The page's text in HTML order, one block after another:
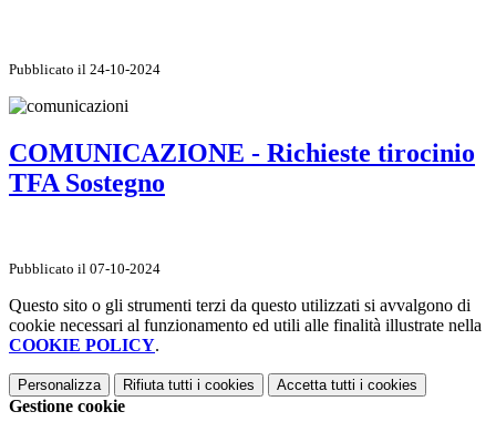
Pubblicato il 24-10-2024
COMUNICAZIONE - Richieste tirocinio
TFA Sostegno
Pubblicato il 07-10-2024
Questo sito o gli strumenti terzi da questo utilizzati si avvalgono di
cookie necessari al funzionamento ed utili alle finalità illustrate nella
COOKIE POLICY.
Personalizza Rifiuta tutti i cookies Accetta tutti i cookies
Gestione cookie